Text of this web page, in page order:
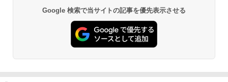
Google 検索で当サイトの記事を優先表示させる